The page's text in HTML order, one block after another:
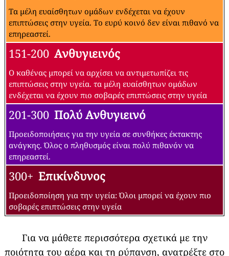
Τα μέλη ευαίσθητων ομάδων ενδέχεται να έχουν
επιπτώσεις στην υγεία. Το ευρύ κοινό δεν είναι πιθανό να
επηρεαστεί.
151-200 Ανθυγιεινός
Ο καθένας μπορεί να αρχίσει να αντιμετωπίζει τις
επιπτώσεις στην υγεία. τα μέλη ευαίσθητων ομάδων
ενδέχεται να έχουν πιο σοβαρές επιπτώσεις στην υγεία
201-300 Πολύ Ανθυγιεινό
Προειδοποιήσεις για την υγεία σε συνθήκες έκτακτης
ανάγκης. Όλος ο πληθυσμός είναι πολύ πιθανόν να
επηρεαστεί.
300+ Επικίνδυνος
Προειδοποίηση για την υγεία: Όλοι μπορεί να έχουν πιο
σοβαρές επιπτώσεις στην υγεία
Για να μάθετε περισσότερα σχετικά με την
ποιότητα του αέρα και τη ρύπανση, ανατρέξτε στο